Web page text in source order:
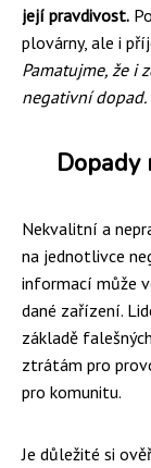
její pravdivost.
plovárny, ale i
Pamatujme, že i
negativní dopad.
Dopady
Nekvalitní a
na jednotlivce
informací může
dané zařízení.
základě
ztrátám pro
pro komunitu.
Je důležité si